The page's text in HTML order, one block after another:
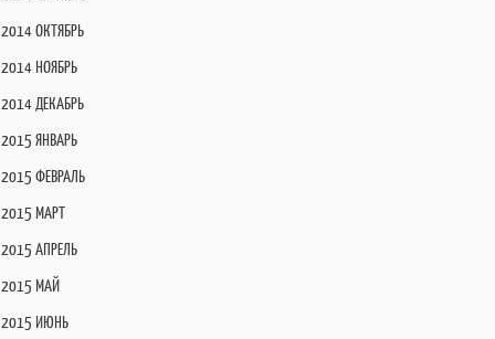
2014 ОКТЯБРЬ
2014 НОЯБРЬ
2014 ДЕКАБРЬ
2015 ЯНВАРЬ
2015 ФЕВРАЛЬ
2015 МАРТ
2015 АПРЕЛЬ
2015 МАЙ
2015 ИЮНЬ